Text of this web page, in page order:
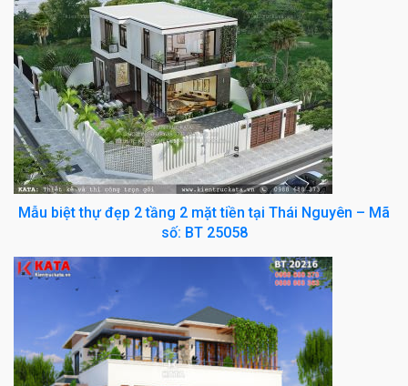
Mẫu biệt thự đẹp 2 tầng 2 mặt tiền tại Thái Nguyên – Mã
số: BT 25058